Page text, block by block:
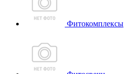
Фитокомплексы